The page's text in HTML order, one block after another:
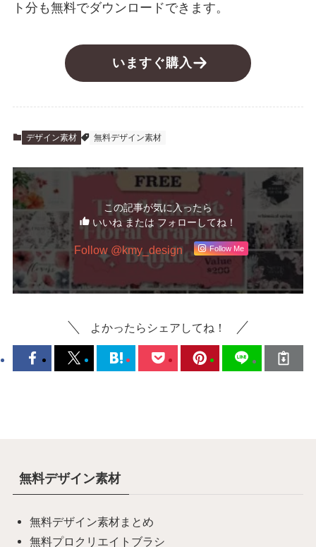
ト分も無料でダウンロードできます。
いますぐ購入
デザイン素材 無料デザイン素材
この記事が気に入ったら
いいね または フォローしてね！
Follow @kmy_design Follow Me
よかったらシェアしてね！
無料デザイン素材
無料デザイン素材まとめ
無料プロクリエイトブラシ